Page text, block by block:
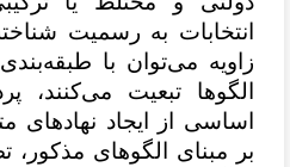
انتخابات به رسمیت
زاویه می‌توان با
الگوها تبعیت می‌کنند،
اساسی از ایجاد نهادهای
بر مبنای الگوهای